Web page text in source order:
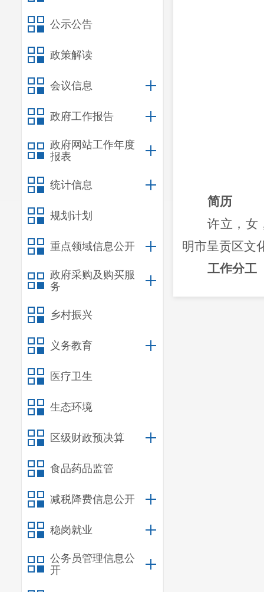
公示公告
政策解读
会议信息
政府工作报告
政府网站工作年度
报表
统计信息
规划计划
重点领域信息公开
政府采购及购买服
务
乡村振兴
义务教育
医疗卫生
生态环境
区级财政预决算
食品药品监管
减税降费信息公开
稳岗就业
公务员管理信息公
开
简历
许立，女
明市呈贡区文
工作分工